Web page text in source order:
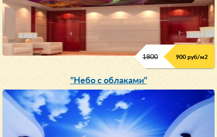
1800 900 руб/м2
"Небо с облаками"